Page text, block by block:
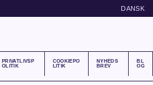
DANSK
PRIVATLIVSP
OLITIK
COOKIEPO
LITIK
NYHEDS
BREV
BL
OG